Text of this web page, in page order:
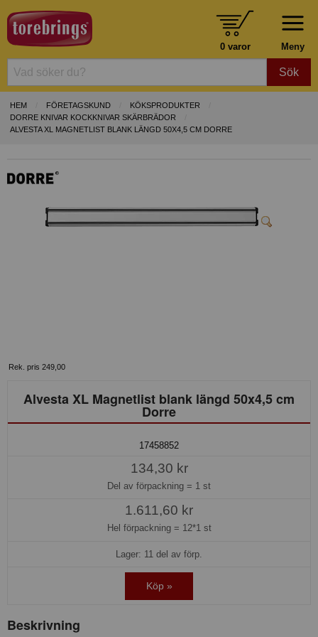
Meny
0 varor
Sök
HEM FÖRETAGSKUND
KÖKSPRODUKTER
DORRE KNIVAR KOCKKNIVAR SKÄRBRÄDOR
ALVESTA XL MAGNETLIST BLANK LÄNGD 50X4,5 CM DORRE
Rek. pris 249,00
Alvesta XL Magnetlist blank längd 50x4,5 cm
Dorre
17458852
134,30 kr
Del av förpackning = 1 st
1.611,60 kr
Hel förpackning = 12*1 st
Lager: 11 del av förp.
Köp »
Beskrivning